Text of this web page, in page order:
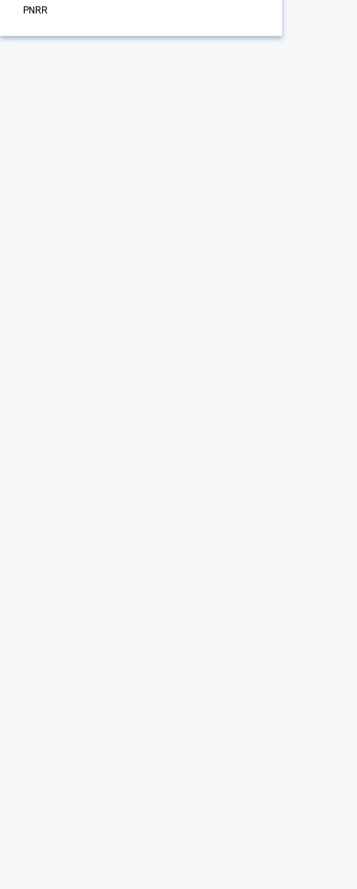
PNRR